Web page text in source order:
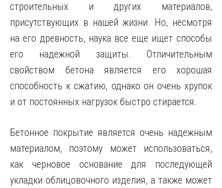
строительных и других материалов,
присутствующих в нашей жизни. Но, несмотря
на его древность, наука все еще ищет способы
его надежной защиты. Отличительным
свойством бетона является его хорошая
способность к сжатию, однако он очень хрупок
и от постоянных нагрузок быстро стирается.
Бетонное покрытие является очень надежным
материалом, поэтому может использоваться,
как черновое основание для последующей
укладки облицовочного изделия, а также может